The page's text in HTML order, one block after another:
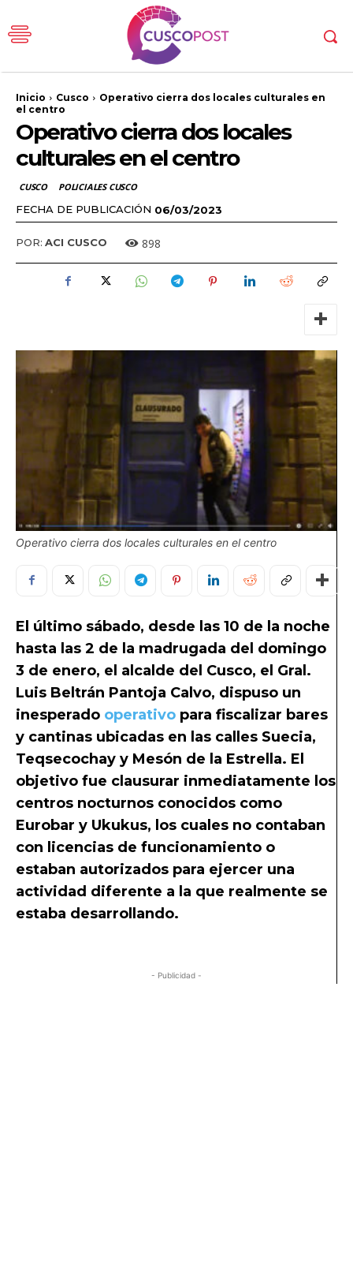
Inicio Cusco
Operativo cierra dos locales culturales en
el centro
Operativo cierra dos locales
culturales en el centro
CUSCO POLICIALES CUSCO
FECHA DE PUBLICACIÓN 06/03/2023
POR: ACI CUSCO 898
Operativo cierra dos locales culturales en el centro
El último sábado, desde las 10 de la noche
hasta las 2 de la madrugada del domingo
3 de enero, el alcalde del Cusco, el Gral.
Luis Beltrán Pantoja Calvo, dispuso un
inesperado operativo para fiscalizar bares
y cantinas ubicadas en las calles Suecia,
Teqsecochay y Mesón de la Estrella. El
objetivo fue clausurar inmediatamente los
centros nocturnos conocidos como
Eurobar y Ukukus, los cuales no contaban
con licencias de funcionamiento o
estaban autorizados para ejercer una
actividad diferente a la que realmente se
estaba desarrollando.
- Publicidad -